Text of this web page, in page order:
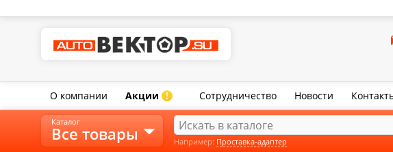
О компании Акции ! Сотрудничество Новости
Каталог
Все товары Например: Проставка-адаптер